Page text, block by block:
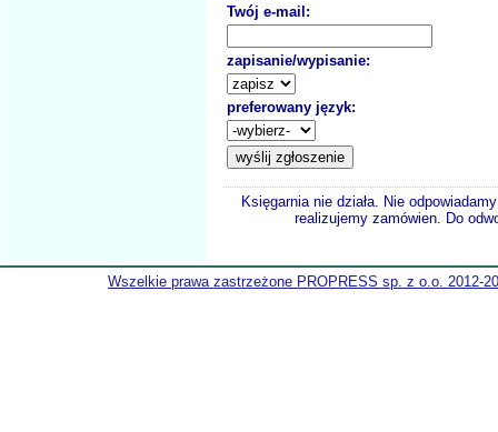
Twój e-mail:
zapisanie/wypisanie:
preferowany język:
Księgarnia nie działa. Nie
realizujemy zamówien. Do
Wszelkie prawa zastrzeżone PROPRESS sp. z o.o. 2012-